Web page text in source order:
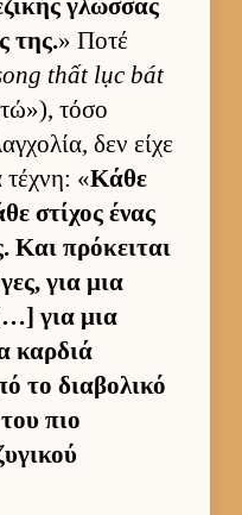
γλώσ­σας
της.» Ποτέ
thất lục bát
τόσο
δεν είχε
τέχνη: «Κάθε
στίχος ένας
Και πρόκει­ται
για μια
για μια
καρ­διά
το δια­βολικό
πιο